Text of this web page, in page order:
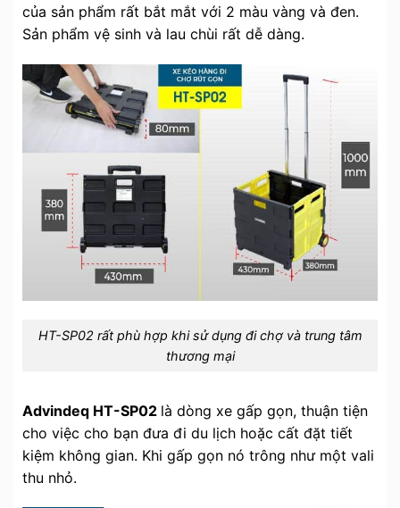
của sản phẩm rất bắt mắt với 2 màu vàng và đen.
Sản phẩm vệ sinh và lau chùi rất dễ dàng.
HT-SP02 rất phù hợp khi sử dụng đi chợ và trung tâm
thương mại
Advindeq HT-SP02 là dòng xe gấp gọn, thuận tiện
cho việc cho bạn đưa đi du lịch hoặc cất đặt tiết
kiệm không gian. Khi gấp gọn nó trông như một vali
thu nhỏ.